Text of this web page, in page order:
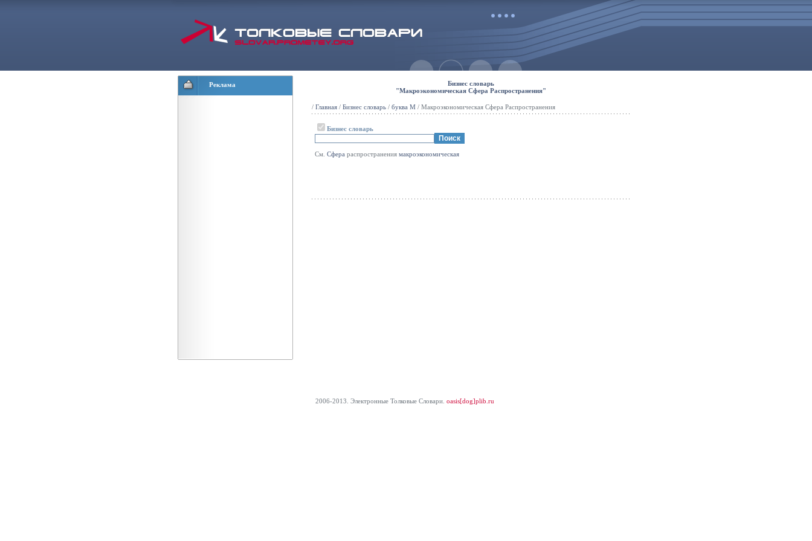
Реклама
Бизнес словарь
"Макроэкономическая Сфера Распространения"
/ Главная / Бизнес словарь / буква М / Макроэкономическая Сфера Распространения
Бизнес словарь
См. Сфера распространения макроэкономическая
2006-2013. Электронные Толковые Cловари. oasis[dog]plib.ru